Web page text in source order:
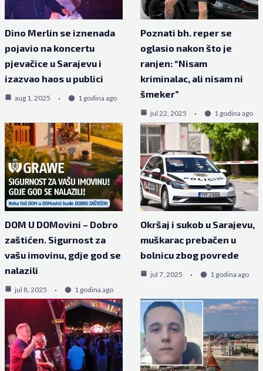
Dino Merlin se iznenada
pojavio na koncertu
pjevačice u Sarajevu i
izazvao haos u publici
aug 1, 2025 1 godina ago
Poznati bh. reper se
oglasio nakon što je
ranjen: “Nisam
kriminalac, ali nisam ni
šmeker”
jul 22, 2025 1 godina ago
DOM U DOMovini – Dobro
zaštićen. Sigurnost za
vašu imovinu, gdje god se
nalazili
jul 8, 2025 1 godina ago
Okršaj i sukob u Sarajevu,
muškarac prebačen u
bolnicu zbog povrede
jul 7, 2025 1 godina ago